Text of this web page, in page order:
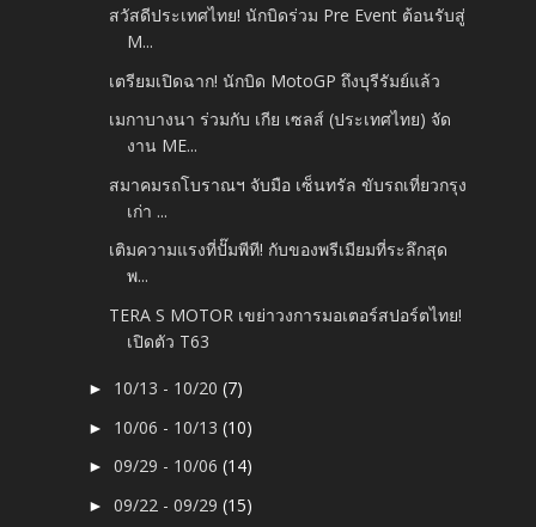
สวัสดีประเทศไทย! นักบิดร่วม Pre Event ต้อนรับสู่
M...
เตรียมเปิดฉาก! นักบิด MotoGP ถึงบุรีรัมย์แล้ว
เมกาบางนา ร่วมกับ เกีย เซลส์ (ประเทศไทย) จัด
งาน ME...
สมาคมรถโบราณฯ จับมือ เซ็นทรัล ขับรถเที่ยวกรุง
เก่า ...
เติมความแรงที่ปั๊มพีที! กับของพรีเมียมที่ระลึกสุด
พ...
TERA S MOTOR เขย่าวงการมอเตอร์สปอร์ตไทย!
เปิดตัว T63
► 10/13 - 10/20(7)
► 10/06 - 10/13(10)
►09/29 - 10/06(14)
►09/22 - 09/29(15)